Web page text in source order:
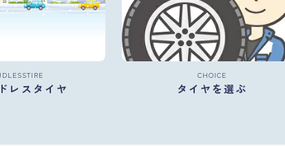
レスタイヤ
CHOICE
タイヤを選ぶ